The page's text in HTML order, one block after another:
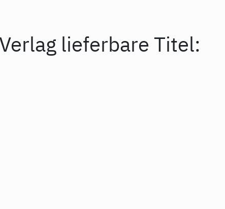
lieferbare Titel: